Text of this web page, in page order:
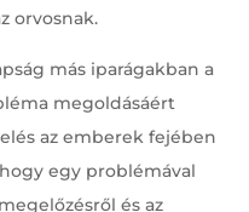
orvosnak.
más iparágakban a
megoldásáért
az emberek fejében
egy problémával
és az